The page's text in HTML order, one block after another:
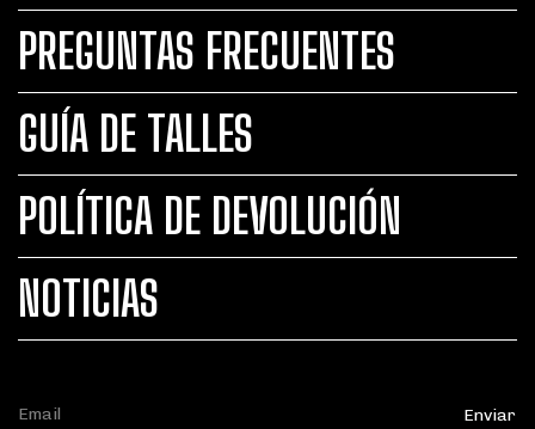
PREGUNTAS FRECUENTES
GUÍA DE TALLES
POLÍTICA DE DEVOLUCIÓN
NOTICIAS